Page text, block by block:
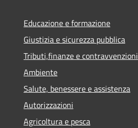
Educazione e formazione
Giustizia e sicurezza pubblica
Tributi,finanze e contravvenzioni
Ambiente
Salute, benessere e assistenza
Autorizzazioni
Agricoltura e pesca